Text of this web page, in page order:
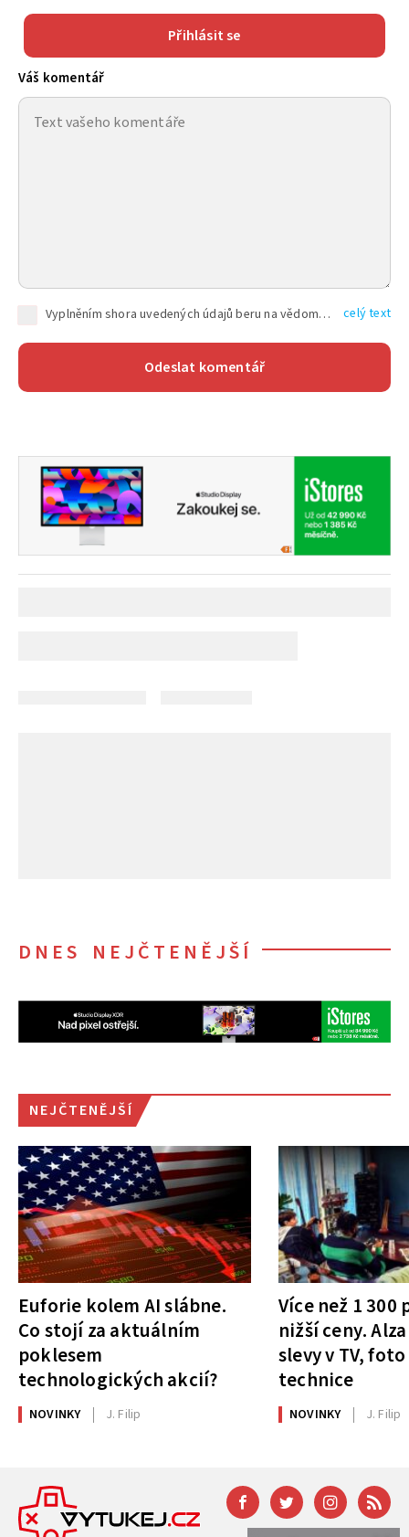
Přihlásit se
Váš komentář
Vyplněním shora uvedených údajů beru na vědomí, že společnost TEXT FACTORY s.r.o., sídlem Brno, Durďákova 336/29, Černá Pole, PSČ: 613 00, IČ: 06157831, zapsané u Krajského soudu v Brně, oddíl C, vložka 100399, bude zpracovávat mé osobní údaje uvedené v rámci mnou vyplněného registračního formuláře na základě oprávněných zájmů TEXT FACTORY s.r.o. dle čl. 6 odst. 1 písm. f) GDPR a pro splnění právních povinností (čl. 6 odst. 1 písm. c) GDPR), a to pro tyto účely: nezbytnost zajistit oprávnění návštěvníka webových stránek provozovaných společností TEXT FACTORY s.r.o. přispívat aktivně ke zveřejněným článkům nebo v rámci diskusních fór a výkon práv TEXT FACTORY s.r.o. jako administrátora těchto diskusních fór. Více informací o zpracování osobních údajů a právech lze nalézt v celý text
DNES NEJČTENĚJŠÍ
NEJČTENĚJŠÍ
Euforie kolem AI slábne.
Co stojí za aktuálním
poklesem
technologických akcií?
NOVINKY J. Filip
Více než 1
nižší ceny.
slevy v TV,
technice
NOVINKY J. Filip